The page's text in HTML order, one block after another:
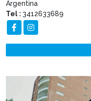
Argentina
Tel : 3412633689